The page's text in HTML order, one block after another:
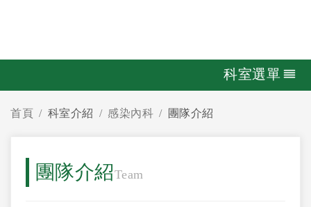
科室選單
首頁 科室介紹 感染內科 團隊介紹
團隊介紹Team